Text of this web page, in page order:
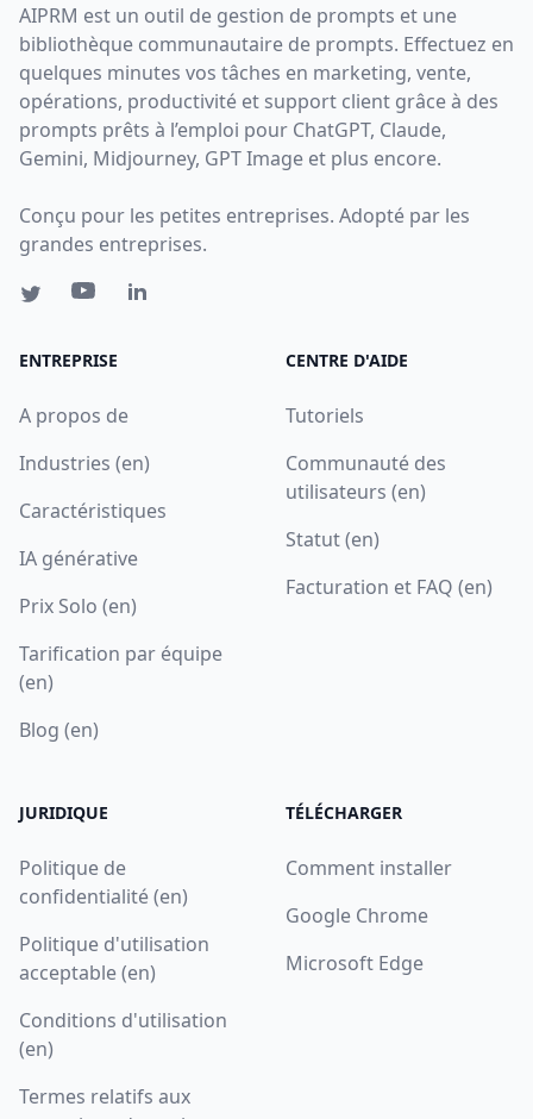
AIPRM est un outil de gestion de prompts et une
bibliothèque communautaire de prompts. Effectuez en
quelques minutes vos tâches en marketing, vente,
opérations, productivité et support client grâce à des
prompts prêts à l’emploi pour ChatGPT, Claude,
Gemini, Midjourney, GPT Image et plus encore.
Conçu pour les petites entreprises. Adopté par les
grandes entreprises.
ENTREPRISE
A propos de
Industries (en)
Caractéristiques
IA générative
Prix Solo (en)
Tarification par équipe
(en)
Blog (en)
CENTRE D'AIDE
Tutoriels
Communauté des
utilisateurs (en)
Statut (en)
Facturation et FAQ (en)
JURIDIQUE
Politique de
confidentialité (en)
Politique d'utilisation
acceptable (en)
Conditions d'utilisation
(en)
Termes relatifs aux
TÉLÉCHARGER
Comment installer
Google Chrome
Microsoft Edge